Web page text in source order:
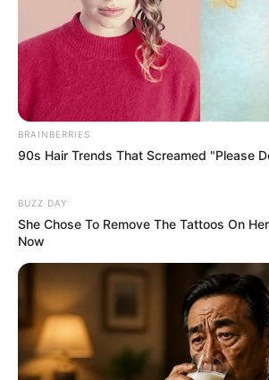
BRAINBERRIES
90s Hair Trends That Screamed "Please
BUZZ DAY
She Chose To Remove The Tattoos On
Now